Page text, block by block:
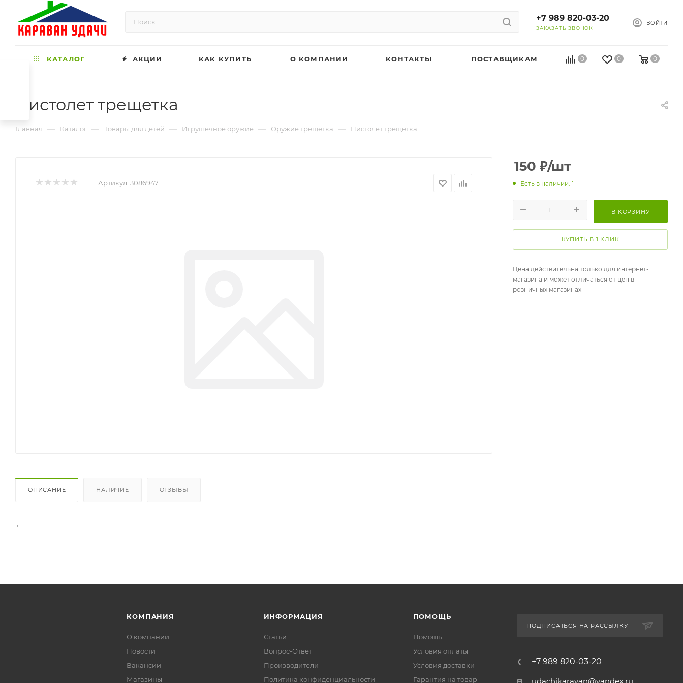
+7 989 820-03-20
ЗАКАЗАТЬ ЗВОНОК
ВОЙТИ
0 0 0
КАТАЛОГ АКЦИИ КАК КУПИТЬ О КОМПАНИИ КОНТАКТЫ ПОСТАВЩИКАМ
Пистолет трещетка
Главная — Каталог — Товары для детей — Игрушечное оружие — Оружие трещетка — Пистолет трещетка
Артикул: 3086947
ОПИСАНИЕ НАЛИЧИЕ ОТЗЫВЫ
"
150 ₽/шт
Есть в наличии: 1
В КОРЗИНУ
КУПИТЬ В 1 КЛИК
Цена действительна только для интернет-
магазина и может отличаться от цен в
розничных магазинах
КОМПАНИЯ
О компании
Новости
Вакансии
Магазины
ИНФОРМАЦИЯ
Статьи
Вопрос-Ответ
Производители
Политика конфиденциальности
ПОМОЩЬ
Помощь
Условия оплаты
Условия доставки
Гарантия на товар
ПОДПИСАТЬСЯ НА РАССЫЛКУ
+7 989 820-03-20